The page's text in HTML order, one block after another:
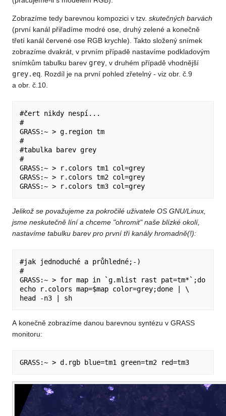
Zobrazíme tedy barevnou kompozici v tzv. skutečných barvách
(první kanál přiřadíme modré ose, druhý zelené a konečně
třetí kanál červené ose RGB krychle). Takto složený snímek
zobrazíme dvakrát, v prvním případě nastavíme podkladovým
snímkům tabulku barev grey, v druhém případě vhodnější
grey.eq. Rozdíl je na první pohled zřetelný - viz obr. č.9
a obr. č.10.
#čert nikdy nespí...
#
GRASS:~ > g.region tm
#
#tabulka barev grey
#
GRASS:~ > r.colors tm1 col=grey
GRASS:~ > r.colors tm2 col=grey
Jelikož se považujeme za pokročilé uživatele OS GNU/Linux,
jsme neskutečně líní a chceme "ohromit" naše blízké okolí,
nastavíme tabulku barev pro první tři kanály hromadně(!):
#jak jednoduché a průhledné;-)
#
GRASS:~ > for map in `g.mlist rast pat=tm*`;do
echo r.colors map=$map color=grey;done | \
A konečně zobrazíme danou barevnou syntézu v GRASS
monitoru: